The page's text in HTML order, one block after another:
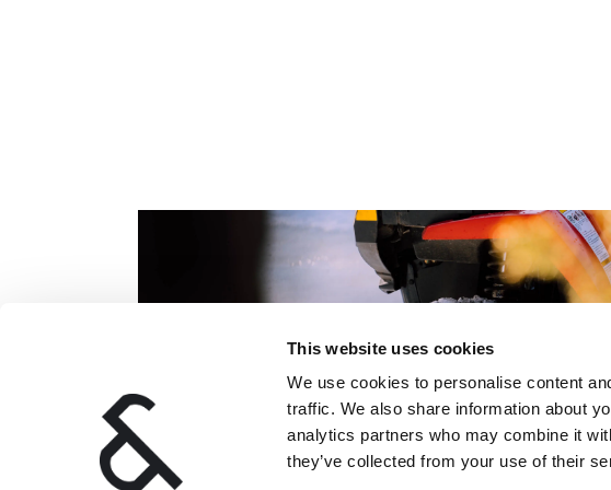
This website uses cookies
We use cookies to personalise content
traffic. We also share information about
analytics partners who may combine it
they’ve collected from your use of their